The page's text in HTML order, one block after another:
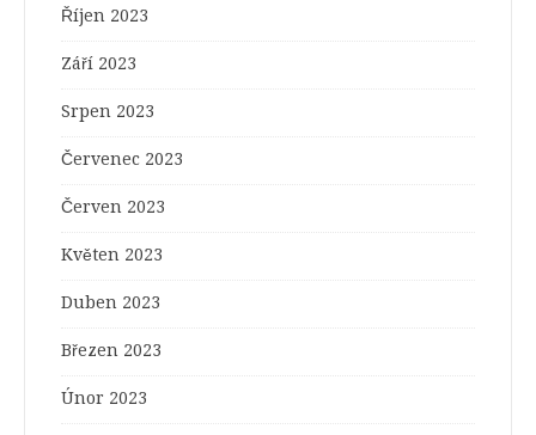
Říjen 2023
Září 2023
Srpen 2023
Červenec 2023
Červen 2023
Květen 2023
Duben 2023
Březen 2023
Únor 2023